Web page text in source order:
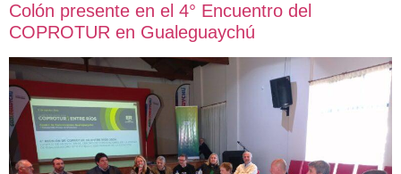
Colón presente en el 4° Encuentro del
COPROTUR en Gualeguaychú